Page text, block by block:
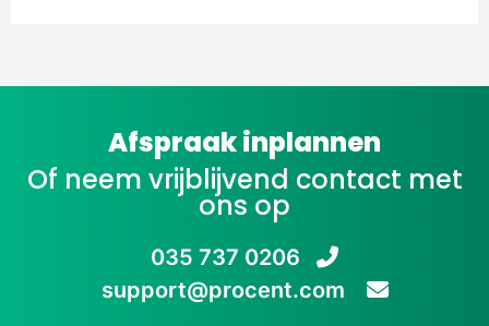
Afspraak inplannen
Of neem vrijblijvend contact met
ons op
035 737 0206
support@procent.com